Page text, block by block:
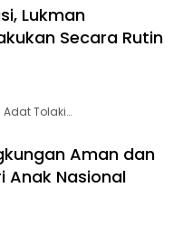
Lukman
Secara Rutin
Adat Tolaki…
Aman dan
Anak Nasional